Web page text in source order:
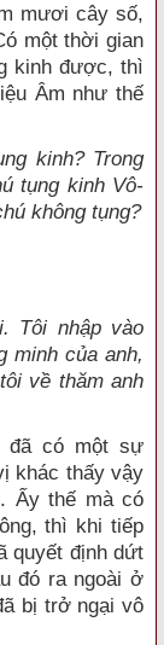
mươi cây số,
một thời gian
kinh được, thì
Âm như thế
kinh? Trong
tụng kinh Vô-
không tụng?
Tôi nhập vào
minh của anh,
về thăm anh
đã có một sự
khác thấy vậy
Ấy thế mà có
thì khi tiếp
quyết định dứt
đó ra ngoài ở
bị trở ngại vô